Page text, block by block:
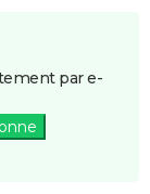
par e-